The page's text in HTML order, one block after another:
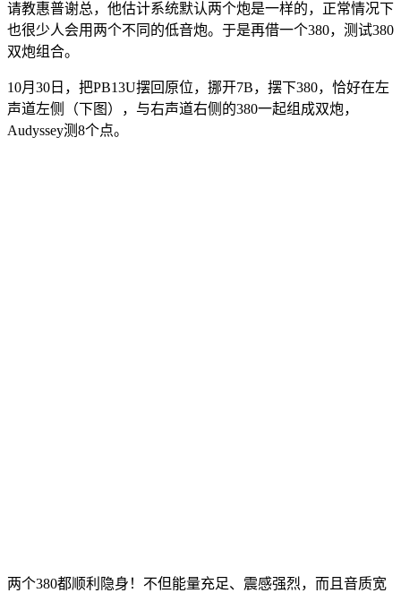
请教惠普谢总，他估计系统默认两个炮是一样的，正常情况下
也很少人会用两个不同的低音炮。于是再借一个380，测试380
双炮组合。
10月30日，把PB13U摆回原位，挪开7B，摆下380，恰好在左
声道左侧（下图），与右声道右侧的380一起组成双炮，
Audyssey测8个点。
两个380都顺利隐身！不但能量充足、震感强烈，而且音质宽